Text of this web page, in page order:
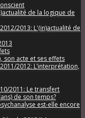
de la logique de
2013: L'(in)actualité de
son acte et ses effets
2012: L’interprétation,
2011: Le transfert
de son temps?
est-elle encore